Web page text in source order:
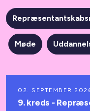
Møde
02. SEPTEMBER
9. kreds -